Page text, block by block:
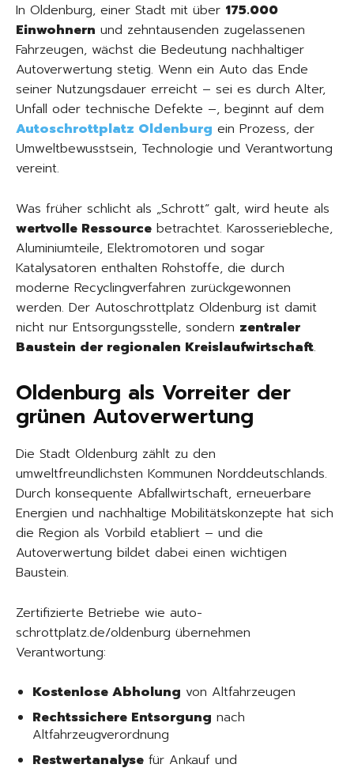
In Oldenburg, einer Stadt mit über 175.000
Einwohnern und zehntausenden zugelassenen
Fahrzeugen, wächst die Bedeutung nachhaltiger
Autoverwertung stetig. Wenn ein Auto das Ende
seiner Nutzungsdauer erreicht – sei es durch Alter,
Unfall oder technische Defekte –, beginnt auf dem
Autoschrottplatz Oldenburg ein Prozess, der
Umweltbewusstsein, Technologie und Verantwortung
vereint.
Was früher schlicht als „Schrott“ galt, wird heute als
wertvolle Ressource betrachtet. Karosseriebleche,
Aluminiumteile, Elektromotoren und sogar
Katalysatoren enthalten Rohstoffe, die durch
moderne Recyclingverfahren zurückgewonnen
werden. Der Autoschrottplatz Oldenburg ist damit
nicht nur Entsorgungsstelle, sondern zentraler
Baustein der regionalen Kreislaufwirtschaft.
Oldenburg als Vorreiter der
grünen Autoverwertung
Die Stadt Oldenburg zählt zu den
umweltfreundlichsten Kommunen Norddeutschlands.
Durch konsequente Abfallwirtschaft, erneuerbare
Energien und nachhaltige Mobilitätskonzepte hat sich
die Region als Vorbild etabliert – und die
Autoverwertung bildet dabei einen wichtigen
Baustein.
Zertifizierte Betriebe wie auto-
schrottplatz.de/oldenburg übernehmen
Verantwortung:
Kostenlose Abholung von Altfahrzeugen
Rechtssichere Entsorgung nach
Altfahrzeugverordnung
Restwertanalyse für Ankauf und